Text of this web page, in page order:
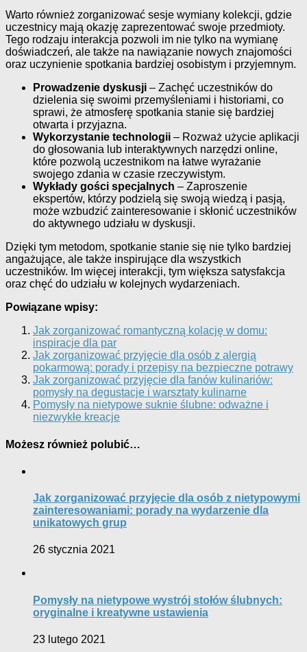
Warto również zorganizować sesje wymiany kolekcji, gdzie
uczestnicy mają okazję zaprezentować swoje przedmioty.
Tego rodzaju interakcja pozwoli im nie tylko na wymianę
doświadczeń, ale także na nawiązanie nowych znajomości
oraz uczynienie spotkania bardziej osobistym i przyjemnym.
Prowadzenie dyskusji – Zachęć uczestników do
dzielenia się swoimi przemyśleniami i historiami, co
sprawi, że atmosferę spotkania stanie się bardziej
otwarta i przyjazna.
Wykorzystanie technologii – Rozważ użycie aplikacji
do głosowania lub interaktywnych narzędzi online,
które pozwolą uczestnikom na łatwe wyrażanie
swojego zdania w czasie rzeczywistym.
Wykłady gości specjalnych – Zaproszenie
ekspertów, którzy podzielą się swoją wiedzą i pasją,
może wzbudzić zainteresowanie i skłonić uczestników
do aktywnego udziału w dyskusji.
Dzięki tym metodom, spotkanie stanie się nie tylko bardziej
angażujące, ale także inspirujące dla wszystkich
uczestników. Im więcej interakcji, tym większa satysfakcja
oraz chęć do udziału w kolejnych wydarzeniach.
Powiązane wpisy:
Jak zorganizować romantyczną kolację w domu:
inspiracje dla par
Jak zorganizować przyjęcie dla osób z alergią
pokarmową: porady i przepisy na bezpieczne potrawy
Jak zorganizować przyjęcie dla fanów kulinariów:
pomysły na degustacje i warsztaty kulinarne
Pomysły na nietypowe suknie ślubne: odważne i
niezwykłe kreacje
Możesz również polubić…
Jak zorganizować przyjęcie dla osób z nietypowymi
zainteresowaniami: porady na wydarzenie dla
unikatowych grup
26 stycznia 2021
Pomysły na nietypowe wystrój stołów ślubnych:
oryginalne i kreatywne ustawienia
23 lutego 2021